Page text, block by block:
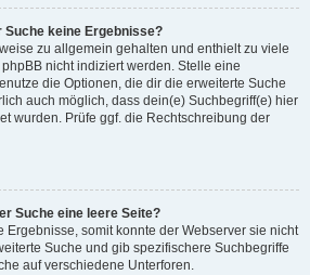
Suche keine Ergebnisse?
zu allgemein gehalten und enthielt zu viele
nicht indiziert werden. Stelle eine
die Optionen, die dir die erweiterte Suche
auch möglich, dass dein(e) Suchbegriff(e) hier
wurden. Prüfe ggf. die Rechtschreibung der
Suche eine leere Seite?
Ergebnisse, somit konnte der Webserver sie nicht
Suche und gib spezifischere Suchbegriffe
auf verschiedene Unterforen.